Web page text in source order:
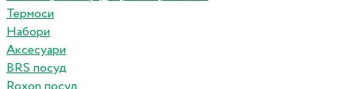
Термоси
Набори
Аксесуари
BRS посуд